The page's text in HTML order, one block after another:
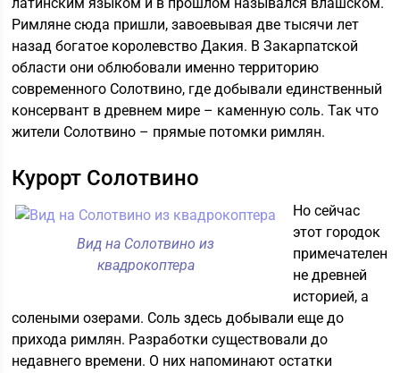
Римляне сюда пришли, завоевывая две тысячи лет
назад богатое королевство Дакия. В Закарпатской
области они облюбовали именно территорию
современного Солотвино, где добывали единственный
консервант в древнем мире – каменную соль. Так что
жители Солотвино – прямые потомки римлян.
Курорт Солотвино
Вид на Солотвино из
квадрокоптера
Но сейчас
этот городок
примечателен
не древней
историей, а
солеными озерами. Соль здесь добывали еще до
прихода римлян. Разработки существовали до
недавнего времени. О них напоминают остатки